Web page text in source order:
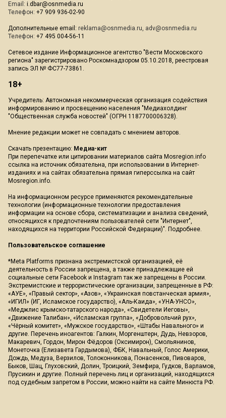
Email: i.dbar@osnmedia.ru
Телефон: +7 909 936-02-90
Дополнительные email: reklama@osnmedia.ru, adv@osnmedia.ru
Телефон: +7 495 004-56-11
Сетевое издание Информационное агентство "Вести Московского
региона" зарегистрировано Роскомнадзором 05.10.2018, реестровая
запись ЭЛ № ФС77-73861.
18+
Учредитель: Автономная некоммерческая организация содействия
информированию и просвещению населения "Медиахолдинг
"Общественная служба новостей" (ОГРН 1187700006328).
Мнение редакции может не совпадать с мнением авторов.
Скачать презентацию: Медиа-кит
При перепечатке или цитировании материалов сайта Mosregion.info
ссылка на источник обязательна, при использовании в Интернет-
изданиях и на сайтах обязательна прямая гиперссылка на сайт
Mosregion.info.
На информационном ресурсе применяются рекомендательные
технологии (информационные технологии предоставления
информации на основе сбора, систематизации и анализа сведений,
относящихся к предпочтениям пользователей сети "Интернет",
находящихся на территории Российской Федерации)". Подробнее.
Пользовательское соглашение
*Meta Platforms признана экстремистской организацией, её
деятельность в России запрещена, а также принадлежащие ей
социальные сети Facebook и Instagram так же запрещены в России.
Экстремистские и террористические организации, запрещенные в РФ:
«АУЕ», «Правый сектор», «Азов», «Украинская повстанческая армия»,
«ИГИЛ» (ИГ, Исламское государство), «Аль-Каида», «УНА-УНСО»,
«Меджлис крымско-татарского народа», «Свидетели Иеговы»,
«Движение Талибан», «Исламская группа», «Добровольчий рух»,
«Чёрный комитет», «Мужское государство», «Штабы Навального» и
другие. Перечень иноагентов: Галкин, Моргенштерн, Дудь, Невзоров,
Макаревич, Гордон, Мирон Фёдоров (Оксимирон), Смольянинов,
Монеточка (Елизавета Гардымова), ФБК, Навальный, Голос Америки,
Дождь, Медуза, Верзилов, Толоконникова, Понасенков, Пивоваров,
Быков, Шац, Глуховский, Долин, Троицкий, Земфира, Гудков, Варламов,
Прусикин и другие. Полный перечень лиц и организаций, находящихся
под судебным запретом в России, можно найти на сайте Минюста РФ.